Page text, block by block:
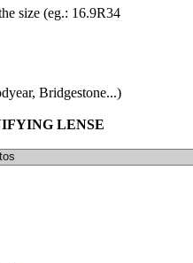
size (eg.: 16.9R34
Bridgestone...)
LENSE